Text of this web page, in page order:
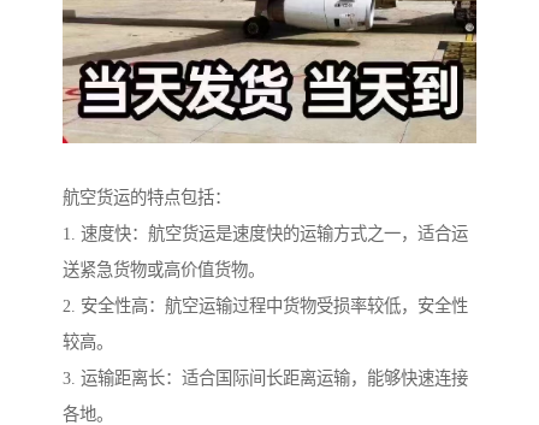
航空货运的特点包括：
1. 速度快：航空货运是速度快的运输方式之一，适合运
送紧急货物或高价值货物。
2. 安全性高：航空运输过程中货物受损率较低，安全性
较高。
3. 运输距离长：适合国际间长距离运输，能够快速连接
各地。